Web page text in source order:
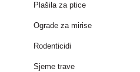
Plašila za ptice
Ograde za mirise
Rodenticidi
Sjeme trave